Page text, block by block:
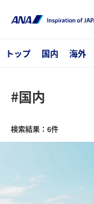
トップ 国内 海外
#国内
検索結果：6件